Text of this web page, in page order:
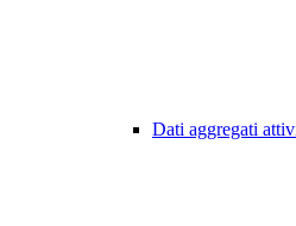
Dati aggregati